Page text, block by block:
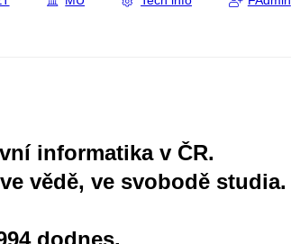
informatika v ČR.
vědě, ve svobodě studia.
dodnes.